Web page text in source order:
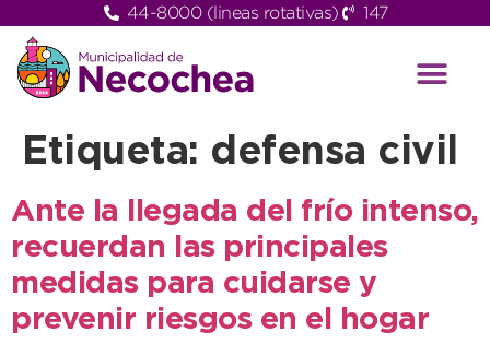
44-8000 (lineas rotativas) 147
Etiqueta: defensa civil
Ante la llegada del frío intenso,
recuerdan las principales
medidas para cuidarse y
prevenir riesgos en el hogar